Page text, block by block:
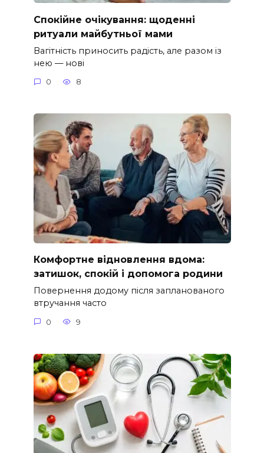
Спокійне очікування: щоденні
ритуали майбутньої мами
Вагітність приносить радість, але разом із
нею — нові
0 8
Комфортне відновлення вдома:
затишок, спокій і допомога родини
Повернення додому після запланованого
втручання часто
0 9